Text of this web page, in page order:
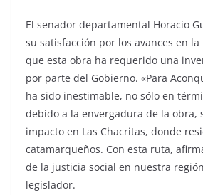
El senador departamental Horacio
su satisfacción por los avances en
que esta obra ha requerido una
por parte del Gobierno. «Para
ha sido inestimable, no sólo en
debido a la envergadura de la obra,
impacto en Las Chacritas, donde
catamarqueños. Con esta ruta,
de la justicia social en nuestra
legislador.